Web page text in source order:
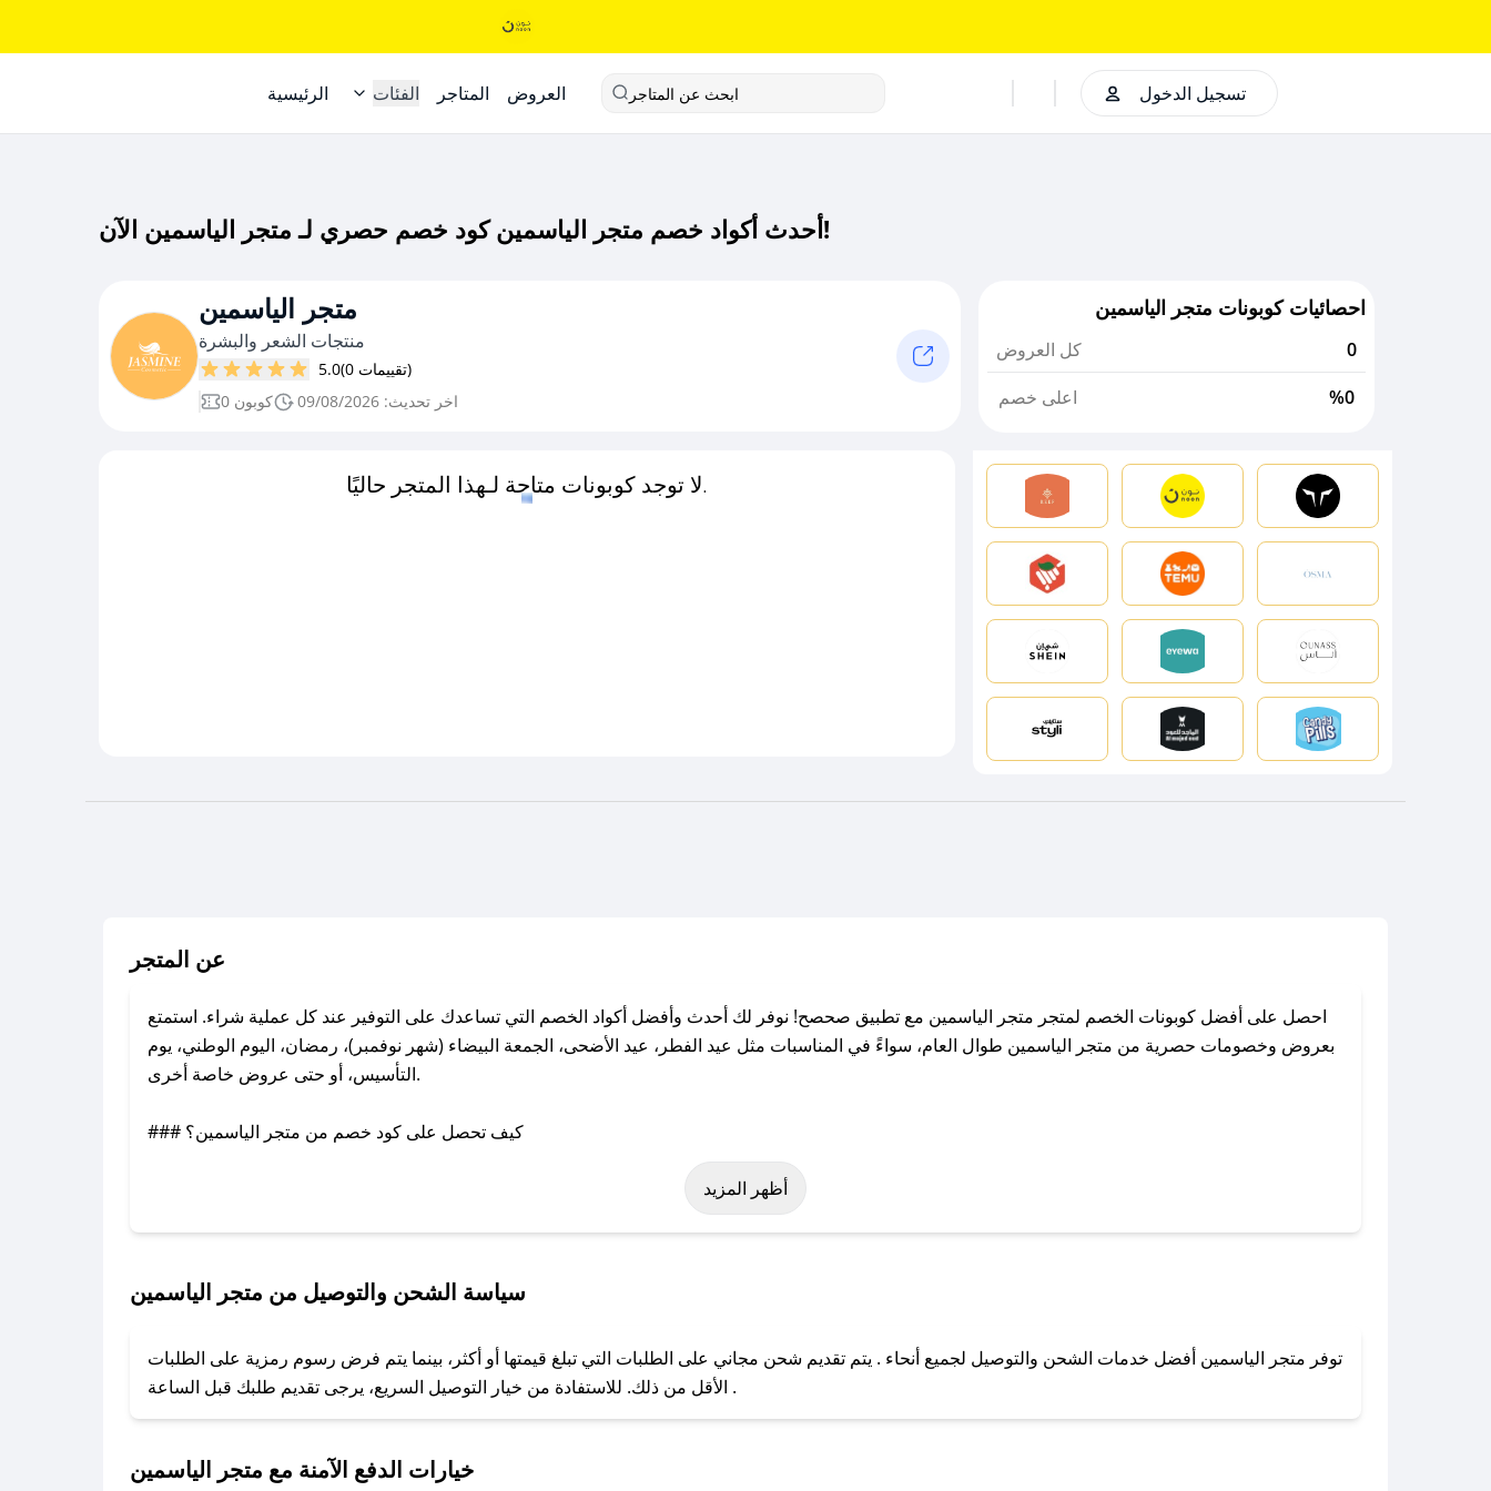
الرئيسية الفئات المتاجر العروض ابحث عن المتاجر تسجيل الدخول
أحدث أكواد خصم متجر الياسمين كود خصم حصري لـ متجر الياسمين الآن!
متجر الياسمين
منتجات الشعر والبشرة
5.0
(0 تقييمات)
0 كوبون
اخر تحديث: 09/08/2026
احصائيات كوبونات متجر الياسمين
كل العروض
0
اعلى خصم
%0
لا توجد كوبونات متاحة لـهذا المتجر حاليًا.
عن المتجر
احصل على أفضل كوبونات الخصم لمتجر متجر الياسمين مع تطبيق صحصح! نوفر لك أحدث وأفضل أكواد الخصم التي تساعدك على التوفير عند كل عملية شراء. استمتع
بعروض وخصومات حصرية من متجر الياسمين طوال العام، سواءً في المناسبات مثل عيد الفطر، عيد الأضحى، الجمعة البيضاء (شهر نوفمبر)، رمضان، اليوم الوطني، يوم
التأسيس، أو حتى عروض خاصة أخرى.
### كيف تحصل على كود خصم من متجر الياسمين؟
باستخدام تطبيق صحصح، يمكنك العثور بسهولة على كود خصم متجر الياسمين. وفي حال عدم توفر الكوبون، تواصل معنا عبر تويتر أو البريد الإلكتروني لإضافته بسرعة.
لا تقلق! يمكنك التواصل مع فريق دعم صحصح عبر الرسائل الخاصة على تويتر أو البريد الإلكتروني، وسنقوم بحل المشكلة في أسرع وقت ممكن.
### ماذا أفعل إذا لم أجد كود خصم لمتجري المفضل؟
أظهر المزيد
سياسة الشحن والتوصيل من متجر الياسمين
توفر متجر الياسمين أفضل خدمات الشحن والتوصيل لجميع أنحاء . يتم تقديم شحن مجاني على الطلبات التي تبلغ قيمتها أو أكثر، بينما يتم فرض رسوم رمزية على الطلبات
الأقل من ذلك. للاستفادة من خيار التوصيل السريع، يرجى تقديم طلبك قبل الساعة .
خيارات الدفع الآمنة مع متجر الياسمين